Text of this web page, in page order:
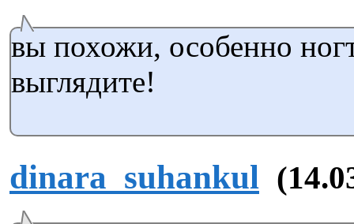
вы похожи, особенно
выглядите!
dinara_suhankul